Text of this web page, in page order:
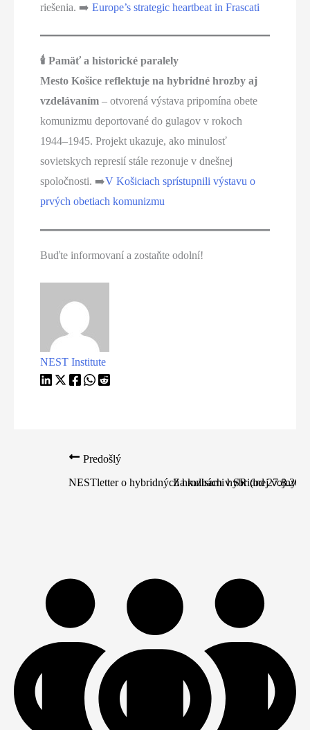
riešenia. ➡️ Europe’s strategic heartbeat in Frascati
🕯️ Pamäť a historické paralely
Mesto Košice reflektuje na hybridné hrozby aj
vzdelávaním – otvorená výstava pripomína obete
komunizmu deportované do gulagov v rokoch
1944–1945. Projekt ukazuje, ako minulosť
sovietskych represií stále rezonuje v dnešnej
spoločnosti. ➡️V Košiciach sprístupnili výstavu o
prvých obetiach komunizmu
Buďte informovaní a zostaňte odolní!
NEST Institute
Predošlý
NESTletter o hybridných hrozbách v SR (od
Za kulisami hybridnej vojny